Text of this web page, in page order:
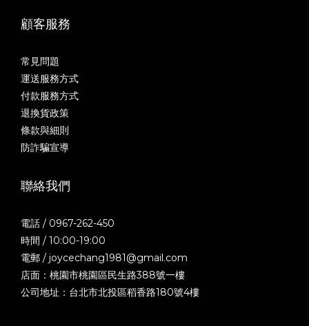
顧客服務
常見問題
運送服務方式
付款服務方式
退換貨政策
條款與細則
防詐騙宣導
聯絡我們
電話 / 0967-262-450
時間 / 10:00-19:00
電郵 / joycechang1981@gmail.com
店面：桃園市桃園區民生路388號一樓
公司地址：台北市北投區稻香路180號4樓